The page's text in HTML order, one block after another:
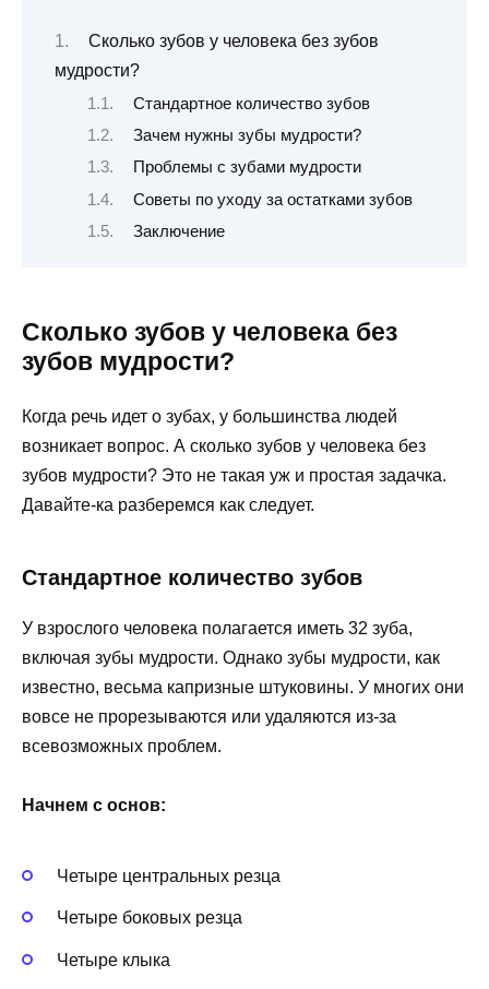
Сколько зубов у человека без зубов
мудрости?
Стандартное количество зубов
Зачем нужны зубы мудрости?
Проблемы с зубами мудрости
Советы по уходу за остатками зубов
Заключение
Сколько зубов у человека без
зубов мудрости?
Когда речь идет о зубах, у большинства людей
возникает вопрос. А сколько зубов у человека без
зубов мудрости? Это не такая уж и простая задачка.
Давайте-ка разберемся как следует.
Стандартное количество зубов
У взрослого человека полагается иметь 32 зуба,
включая зубы мудрости. Однако зубы мудрости, как
известно, весьма капризные штуковины. У многих они
вовсе не прорезываются или удаляются из-за
всевозможных проблем.
Начнем с основ:
Четыре центральных резца
Четыре боковых резца
Четыре клыка